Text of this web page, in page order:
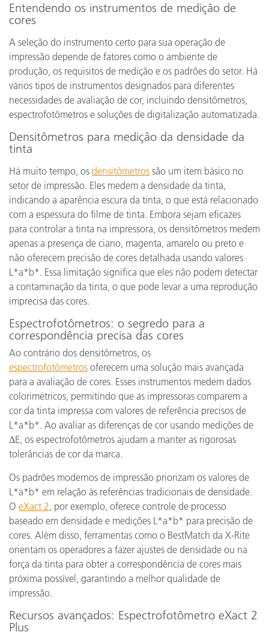
Entendendo os instrumentos de medição de
cores
A seleção do instrumento certo para sua operação de
impressão depende de fatores como o ambiente de
produção, os requisitos de medição e os padrões do setor. Há
vários tipos de instrumentos designados para diferentes
necessidades de avaliação de cor, incluindo densitômetros,
espectrofotômetros e soluções de digitalização automatizada.
Densitômetros para medição da densidade da
tinta
Há muito tempo, os densitômetros são um item básico no
setor de impressão. Eles medem a densidade da tinta,
indicando a aparência escura da tinta, o que está relacionado
com a espessura do filme de tinta. Embora sejam eficazes
para controlar a tinta na impressora, os densitômetros medem
apenas a presença de ciano, magenta, amarelo ou preto e
não oferecem precisão de cores detalhada usando valores
L*a*b*. Essa limitação significa que eles não podem detectar
a contaminação da tinta, o que pode levar a uma reprodução
imprecisa das cores.
Espectrofotômetros: o segredo para a
correspondência precisa das cores
Ao contrário dos densitômetros, os
espectrofotômetros oferecem uma solução mais avançada
para a avaliação de cores. Esses instrumentos medem dados
colorimétricos, permitindo que as impressoras comparem a
cor da tinta impressa com valores de referência precisos de
L*a*b*. Ao avaliar as diferenças de cor usando medições de
ΔE, os espectrofotômetros ajudam a manter as rigorosas
tolerâncias de cor da marca.
Os padrões modernos de impressão priorizam os valores de
L*a*b* em relação às referências tradicionais de densidade.
O eXact 2, por exemplo, oferece controle de processo
baseado em densidade e medições L*a*b* para precisão de
cores. Além disso, ferramentas como o BestMatch da X-Rite
orientam os operadores a fazer ajustes de densidade ou na
força da tinta para obter a correspondência de cores mais
próxima possível, garantindo a melhor qualidade de
impressão.
Recursos avançados: Espectrofotômetro eXact 2
Plus